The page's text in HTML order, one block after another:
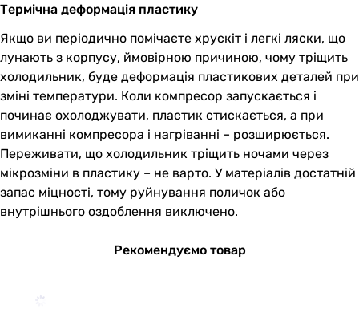
Термічна деформація пластику
Якщо ви періодично помічаєте хрускіт і легкі ляски, що
лунають з корпусу, ймовірною причиною, чому тріщить
холодильник, буде деформація пластикових деталей при
зміні температури. Коли компресор запускається і
починає охолоджувати, пластик стискається, а при
вимиканні компресора і нагріванні – розширюється.
Переживати, що холодильник тріщить ночами через
мікрозміни в пластику – не варто. У матеріалів достатній
запас міцності, тому руйнування поличок або
внутрішнього оздоблення виключено.
Рекомендуємо товар